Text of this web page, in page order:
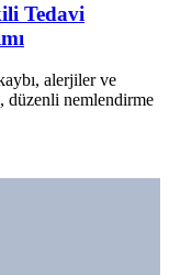
Tedavi
alerjiler ve
düzenli nemlendirme